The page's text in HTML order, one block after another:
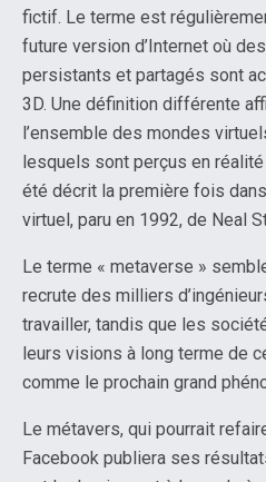
fictif. Le terme est
future version d’Internet où
persistants et partagés sont
3D. Une définition différente
l’ensemble des mondes
lesquels sont perçus en
été décrit la première fois
virtuel, paru en 1992, de Neal
Le terme « metaverse »
recrute des milliers
travailler, tandis que les
leurs visions à long terme de
comme le prochain grand
Le métavers, qui pourrait
Facebook publiera ses